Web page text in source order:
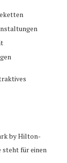
by Hilton-
steht für einen